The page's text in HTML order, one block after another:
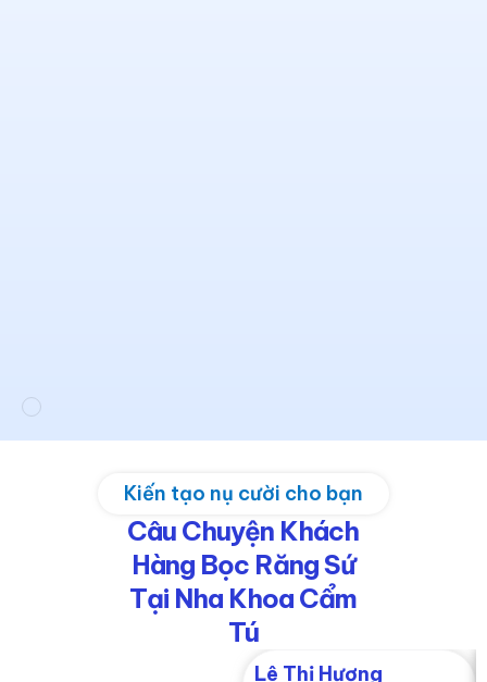
Kiến tạo nụ cười cho bạn
Câu Chuyện Khách
Hàng Bọc Răng Sứ
Tại Nha Khoa Cẩm
Tú​
Lê Thị Hương